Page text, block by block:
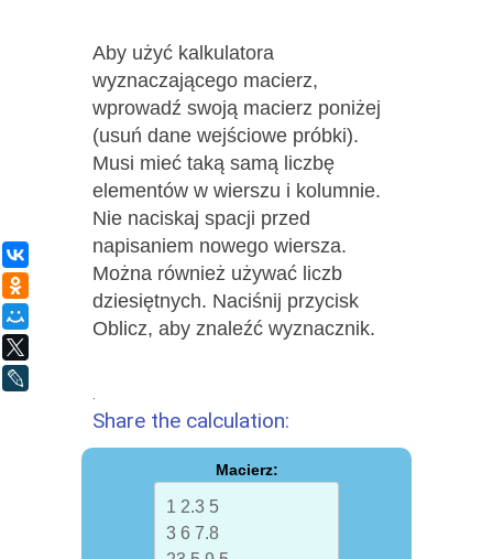
Aby użyć kalkulatora
wyznaczającego macierz,
wprowadź swoją macierz poniżej
(usuń dane wejściowe próbki).
Musi mieć taką samą liczbę
elementów w wierszu i kolumnie.
Nie naciskaj spacji przed
napisaniem nowego wiersza.
Można również używać liczb
dziesiętnych. Naciśnij przycisk
Oblicz, aby znaleźć wyznacznik.
Share the calculation:
Macierz:
ВКонтакте
Одноклассники